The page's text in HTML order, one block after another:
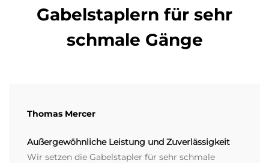
Gabelstaplern für sehr
schmale Gänge
Thomas Mercer
Außergewöhnliche Leistung und Zuverlässigkeit
Wir setzen die Gabelstapler für sehr schmale